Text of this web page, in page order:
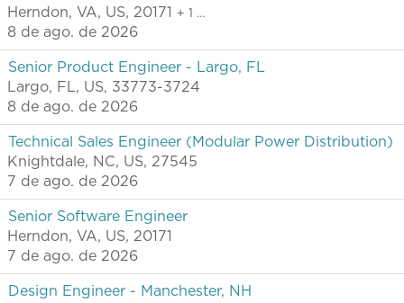
Herndon, VA, US, 20171
+ 1 …
8 de ago. de 2026
Senior Product Engineer - Largo, FL
Largo, FL, US, 33773-3724
8 de ago. de 2026
Technical Sales Engineer (Modular Power Distribution)
Knightdale, NC, US, 27545
7 de ago. de 2026
Senior Software Engineer
Herndon, VA, US, 20171
7 de ago. de 2026
Design Engineer - Manchester, NH